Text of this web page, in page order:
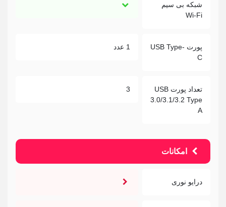
شبکه بی سیم
Wi-Fi
پورت USB Type-
C
1 عدد
تعداد پورت USB
3.0/3.1/3.2 Type
A
3
امکانات
درایو نوری